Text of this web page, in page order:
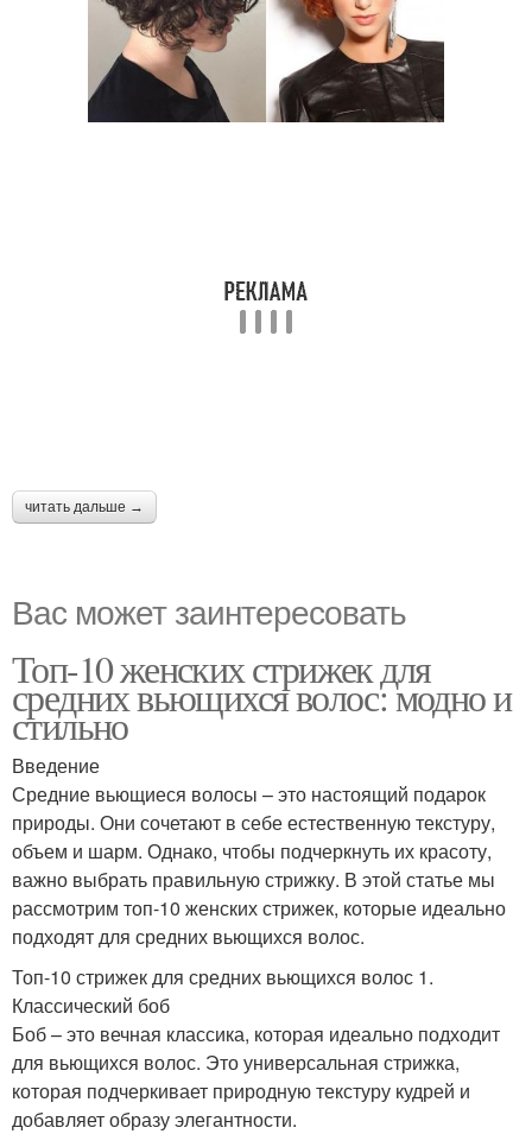
читать дальше →
Вас может заинтересовать
Топ-10 женских стрижек для
средних вьющихся волос: модно и
стильно
Введение
Средние вьющиеся волосы – это настоящий подарок
природы. Они сочетают в себе естественную текстуру,
объем и шарм. Однако, чтобы подчеркнуть их красоту,
важно выбрать правильную стрижку. В этой статье мы
рассмотрим топ-10 женских стрижек, которые идеально
подходят для средних вьющихся волос.
Топ-10 стрижек для средних вьющихся волос 1.
Классический боб
Боб – это вечная классика, которая идеально подходит
для вьющихся волос. Это универсальная стрижка,
которая подчеркивает природную текстуру кудрей и
добавляет образу элегантности.